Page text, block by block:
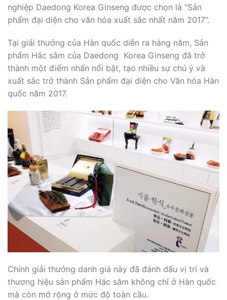
nghiệp Daedong Korea Ginseng được chọn là “Sản
phẩm đại diện cho văn hóa xuất sắc nhất năm 2017”.
Tại giải thưởng của Hàn quốc diễn ra hàng năm, Sản
phẩm Hắc sâm của Daedong Korea Ginseng đã trở
thành một điểm nhấn nổi bật, tạo nhiều sự chú ý và
xuất sắc trở thành Sản phẩm đại diện cho Văn hóa Hàn
quốc năm 2017.
Chính giải thưởng danh giá này đã đánh dấu vị trí và
thương hiệu sản phẩm Hác sâm không chỉ ở Hàn quốc
mà còn mở rộng ở mức độ toàn cầu.